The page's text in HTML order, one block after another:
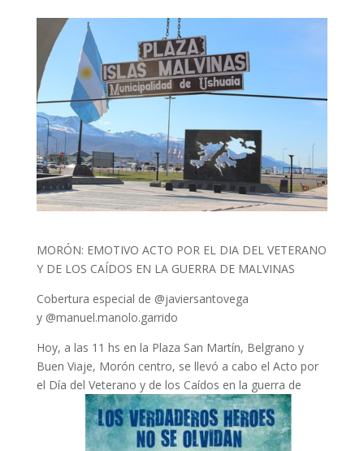
MORÓN: EMOTIVO ACTO POR EL DIA DEL VETERANO
Y DE LOS CAÍDOS EN LA GUERRA DE MALVINAS
Cobertura especial de @javiersantovega
y @manuel.manolo.garrido
Hoy, a las 11 hs en la Plaza San Martín, Belgrano y
Buen Viaje, Morón centro, se llevó a cabo el Acto por
el Día del Veterano y de los Caídos en la guerra de